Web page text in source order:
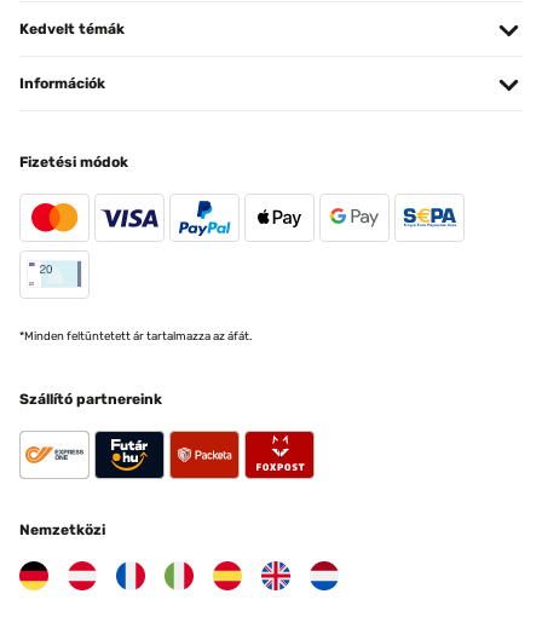
Kedvelt témák
Információk
Fizetési módok
*Minden feltüntetett ár tartalmazza az áfát.
Szállító partnereink
Nemzetközi